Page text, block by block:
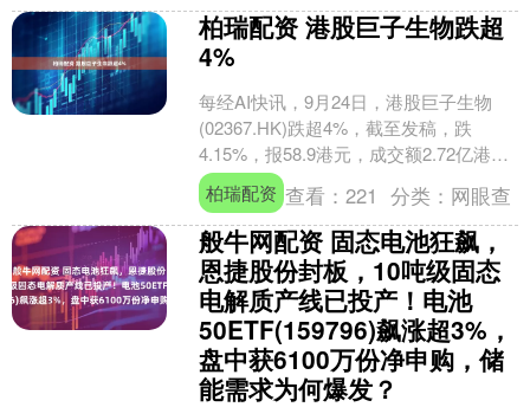
柏瑞配资 港股巨子生物跌超
4%
每经AI快讯，9月24日，港股巨子生物
(02367.HK)跌超4%，截至发稿，跌
4.15%，报58.9港元，成交额2.72亿港
元。....
柏瑞配资 查看： 221 分类： 网眼查
般牛网配资 固态电池狂飙，
恩捷股份封板，10吨级固态
电解质产线已投产！电池
50ETF(159796)飙涨超3%，
盘中获6100万份净申购，储
能需求为何爆发？